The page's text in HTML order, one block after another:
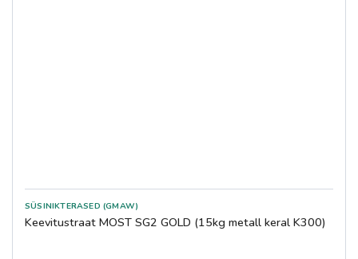
SÜSINIKTERASED (GMAW)
Keevitustraat MOST SG2 GOLD (15kg metall keral K300)